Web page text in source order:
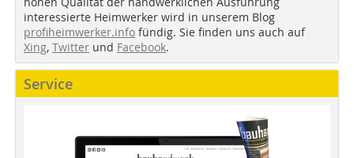
interessierte Heimwerker wird in unserem Blog
profiheimwerker.info fündig. Sie finden uns auch auf
Xing, Twitter und Facebook.
Service